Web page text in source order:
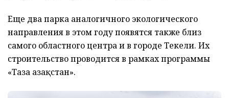
Еще два парка аналогичного экологического
направления в этом году появятся также близ
самого областного центра и в городе Текели. Их
строительство проводится в рамках программы
«Таза Қазақстан».